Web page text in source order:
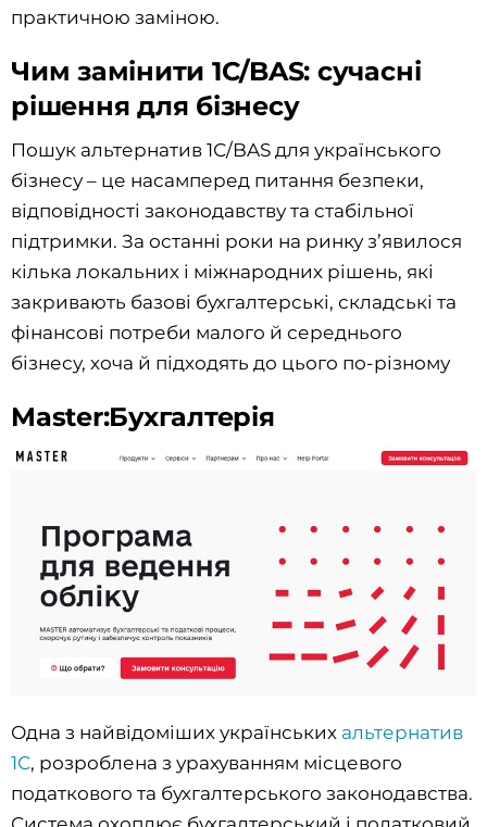
практичною заміною.
Чим замінити 1С/BAS: сучасні
рішення для бізнесу
Пошук альтернатив 1С/BAS для українського
бізнесу – це насамперед питання безпеки,
відповідності законодавству та стабільної
підтримки. За останні роки на ринку з’явилося
кілька локальних і міжнародних рішень, які
закривають базові бухгалтерські, складські та
фінансові потреби малого й середнього
бізнесу, хоча й підходять до цього по-різному
Master:Бухгалтерія
Одна з найвідоміших українських альтернатив
1С, розроблена з урахуванням місцевого
податкового та бухгалтерського законодавства.